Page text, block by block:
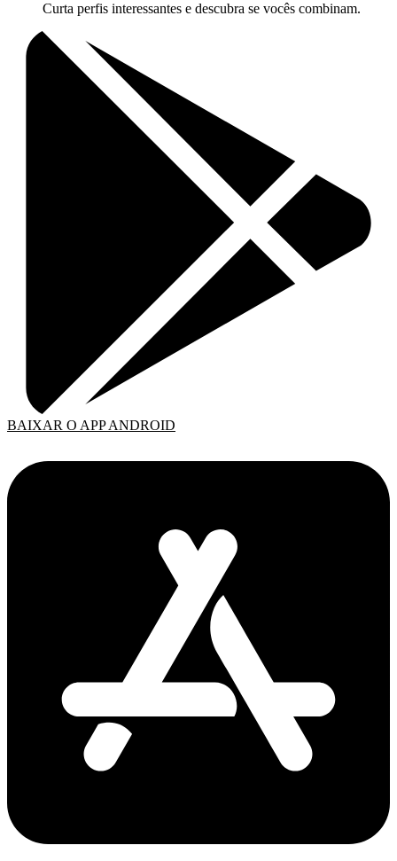
Curta perfis interessantes e descubra se vocês combinam.
BAIXAR O APP ANDROID